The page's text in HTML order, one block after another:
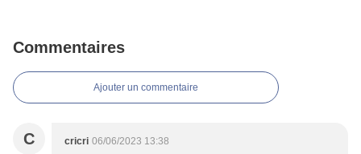
Commentaires
Ajouter un commentaire
C cricri 06/06/2023 13:38